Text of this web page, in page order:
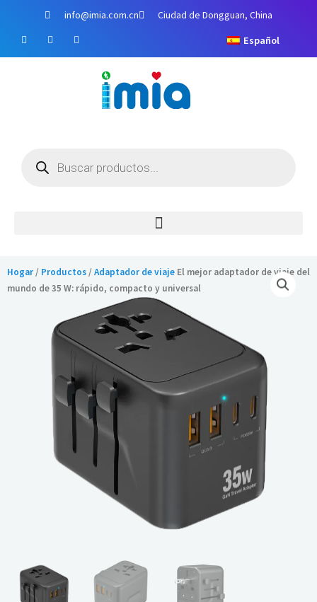
contenido
info@imia.com.cn Ciudad de Dongguan, China
F
a
c
Y
o
u
I
n
s
Español
productos
Hogar/ Productos/Adaptador de viaje El mejor adaptador de viaje del
mundo de 35 W: rápido, compacto y universal